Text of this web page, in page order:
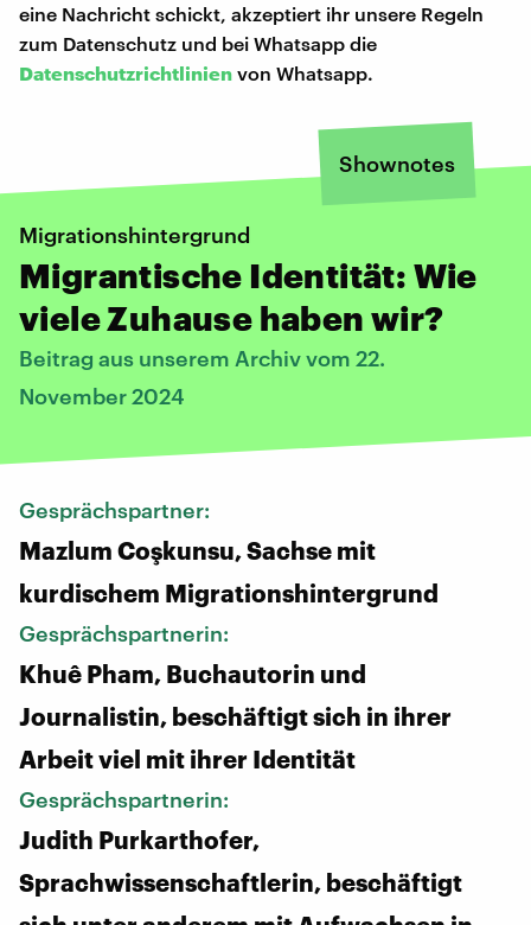
eine Nachricht schickt, akzeptiert ihr unsere Regeln
zum Datenschutz und bei Whatsapp die
Datenschutzrichtlinien von Whatsapp.
Shownotes
Migrationshintergrund
Migrantische Identität: Wie
viele Zuhause haben wir?
Beitrag aus unserem Archiv vom 22.
November 2024
Gesprächspartner:
Mazlum Coşkunsu, Sachse mit
kurdischem Migrationshintergrund
Gesprächspartnerin:
Khuê Pham, Buchautorin und
Journalistin, beschäftigt sich in ihrer
Arbeit viel mit ihrer Identität
Gesprächspartnerin:
Judith Purkarthofer,
Sprachwissenschaftlerin, beschäftigt